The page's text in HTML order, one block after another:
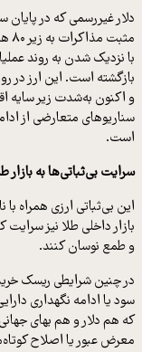
با نزدیک شدن به روند
و اکنون به‌شدت زیر سایه
سناریوهای متعارضی از
است.
سرایت بی‌ثباتی‌ها به بازار
این بی‌ثباتی ارزی همراه
بازار داخلی طلا نیز
و طمع نوسان کنند.
در چنین شرایطی ریسک خرید
سود یا ادامه نگهداری
که هم دلار و هم بهای
معرض عبور یا اصلاح